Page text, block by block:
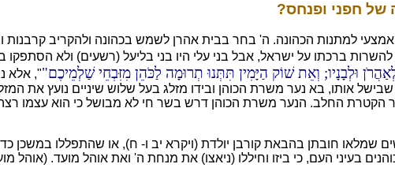
חפני ופנחס?
למתנות הכהונה. ה' בחר בבית אהרן לשמש בכהונה ולהקריב קרבנות
להשרות ברכתו על ישראל, אבל בני עלי היו בני בליעל (רשעים) ולא
וּלְבָנָיו; וְאֵת שׁוֹק הַיָּמִין תִּתְּנוּ תְרוּמָה לַכֹּהֵן מִזִּבְחֵי שַׁלְמֵיכֶם ", אלא
אותו, בא נער משרת הכוהן ובידו מזלג בעל שלוש שיניים נועץ את
הקטרת החלב. הנער משרת הכוהן דרש בשר חי לא מבושל כי הוא עצמו
שמלאו חובתן בהבאת קורבן יולדת (ויקרא יב ו- ח), או שהתפללו במשכן
בעיני העם, כי ביזו וחיללו (ניאצו) את מנחת ה' ואת אוהל מועד. (אוהל